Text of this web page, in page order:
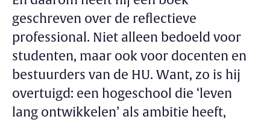
geschreven over de reflectieve
professional. Niet alleen bedoeld voor
studenten, maar ook voor docenten en
bestuurders van de HU. Want, zo is hij
overtuigd: een hogeschool die ‘leven
lang ontwikkelen’ als ambitie heeft,